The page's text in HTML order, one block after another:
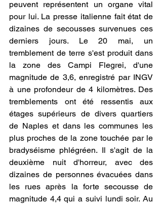
peuvent représentent un organe vital
pour lui. La presse italienne fait état de
dizaines de secousses survenues ces
derniers jours. Le 20 mai, un
tremblement de terre s'est produit dans
la zone des Campi Flegrei, d'une
magnitude de 3,6, enregistré par INGV
à une profondeur de 4 kilomètres. Des
tremblements ont été ressentis aux
étages supérieurs de divers quartiers
de Naples et dans les communes les
plus proches de la zone touchée par le
bradyséisme phlégréen. Il s'agit de la
deuxième nuit d'horreur, avec des
dizaines de personnes évacuées dans
les rues après la forte secousse de
magnitude 4,4 qui a suivi lundi soir. Au